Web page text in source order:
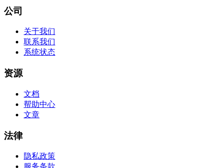
公司
关于我们
联系我们
系统状态
资源
文档
帮助中心
文章
法律
隐私政策